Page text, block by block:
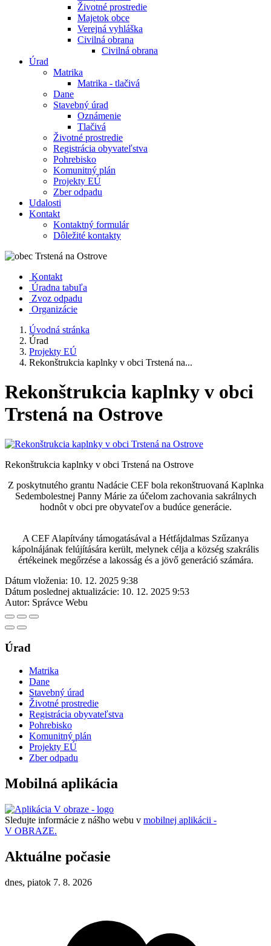
Životné prostredie
Majetok obce
Verejná vyhláška
Civilná obrana
Civilná obrana
Úrad
Matrika
Matrika - tlačivá
Dane
Stavebný úrad
Oznámenie
Tlačivá
Životné prostredie
Registrácia obyvateľstva
Pohrebisko
Komunitný plán
Projekty EÚ
Zber odpadu
Udalosti
Kontakt
Kontaktný formulár
Dôležité kontakty
Kontakt
Úradna tabuľa
Zvoz odpadu
Organizácie
Úvodná stránka
Úrad
Projekty EÚ
Rekonštrukcia kaplnky v obci Trstená na...
Rekonštrukcia kaplnky v obci
Trstená na Ostrove
Rekonštrukcia kaplnky v obci Trstená na Ostrove
Z poskytnutého grantu Nadácie CEF bola rekonštruovaná Kaplnka
Sedembolestnej Panny Márie za účelom zachovania sakrálnych
hodnôt v obci pre obyvateľov a budúce generácie.
A CEF Alapítvány támogatásával a Hétfájdalmas Szűzanya
kápolnájának felújítására került, melynek célja a község szakrális
értékeinek megőrzése a lakosság és a jövő generáció számára.
Dátum vloženia: 10. 12. 2025 9:38
Dátum poslednej aktualizácie: 10. 12. 2025 9:53
Autor: Správce Webu
Úrad
Matrika
Dane
Stavebný úrad
Životné prostredie
Registrácia obyvateľstva
Pohrebisko
Komunitný plán
Projekty EÚ
Zber odpadu
Mobilná aplikácia
Sledujte informácie z nášho webu v mobilnej aplikácii -
V OBRAZE.
Aktuálne počasie
dnes, piatok 7. 8. 2026